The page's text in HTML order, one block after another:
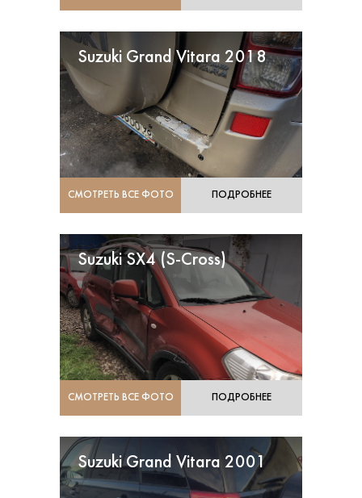
Suzuki Grand Vitara 2018
СМОТРЕТЬ ВСЕ ФОТО ПОДРОБНЕЕ
Suzuki SX4 (S-Cross)
СМОТРЕТЬ ВСЕ ФОТО ПОДРОБНЕЕ
Suzuki Grand Vitara 2001